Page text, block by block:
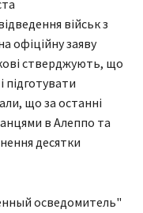
військ з
офіційну заяву
стверджують, що
підготувати
що за останні
в Алеппо та
десятки
осведомитель"